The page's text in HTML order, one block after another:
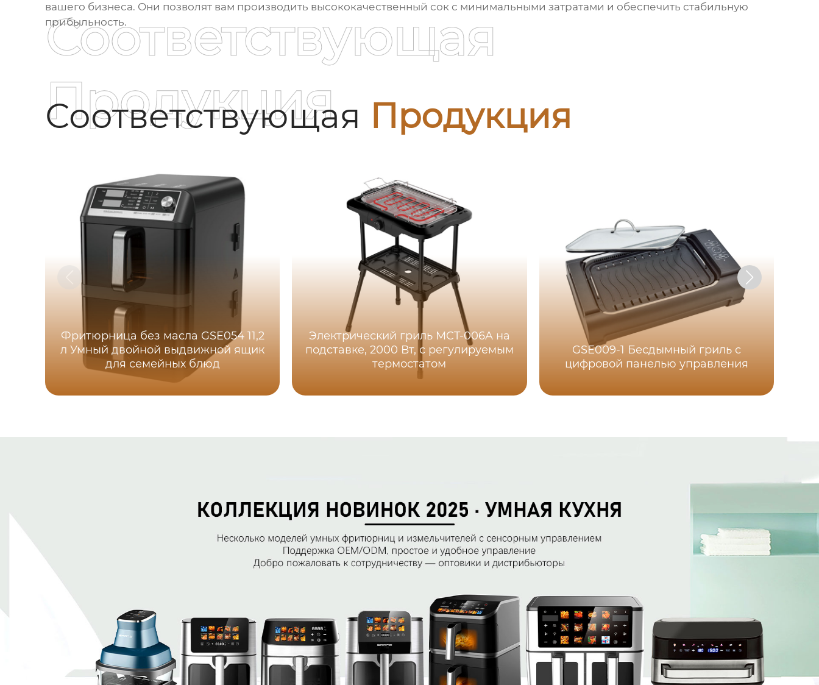
вашего бизнеса. Они позволят вам производить высококачественный сок с минимальными затратами и обеспечить стабильную
прибыльность.
Соответствующая Продукция
Соответствующая
Продукция
Фритюрница без масла GSE054 11,2
л Умный двойной выдвижной ящик
для семейных блюд
Электрический гриль MCT-006A на
подставке, 2000 Вт, с регулируемым
термостатом
GSE009-1 Бесдымный гриль с
цифровой панелью управления